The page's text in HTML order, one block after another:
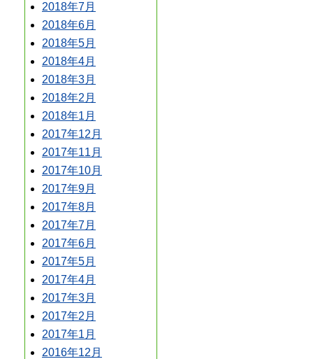
2018年7月
2018年6月
2018年5月
2018年4月
2018年3月
2018年2月
2018年1月
2017年12月
2017年11月
2017年10月
2017年9月
2017年8月
2017年7月
2017年6月
2017年5月
2017年4月
2017年3月
2017年2月
2017年1月
2016年12月